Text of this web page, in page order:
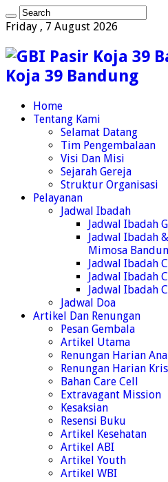
Friday , 7 August 2026
Koja 39 Bandung
Home
Tentang Kami
Selamat Datang
Tim Pengembalaan
Visi Dan Misi
Sejarah Gereja
Struktur Organisasi
Pelayanan
Jadwal Ibadah
Jadwal Ibadah
Jadwal Ibadah
Mimosa
Jadwal Ibadah
Jadwal Ibadah
Jadwal Ibadah
Jadwal Doa
Artikel Dan Renungan
Pesan Gembala
Artikel Utama
Renungan Harian
Renungan Harian
Bahan Care Cell
Extravagant Mission
Kesaksian
Resensi Buku
Artikel Kesehatan
Artikel ABI
Artikel Youth
Artikel WBI